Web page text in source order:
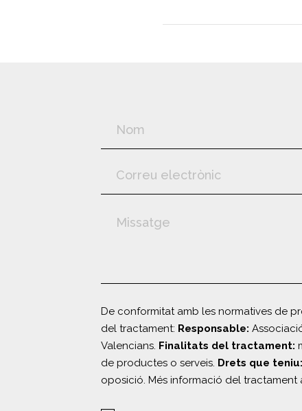
De conformitat amb les normatives de
del tractament: Responsable:
Valencians. Finalitats del tractament:
de productes o serveis. Drets que teniu:
oposició. Més informació del tractament